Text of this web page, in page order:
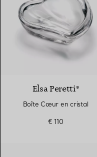
Elsa Peretti®
Boîte Cœur en cristal
€ 110